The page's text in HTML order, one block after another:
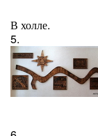
В холле.
5.